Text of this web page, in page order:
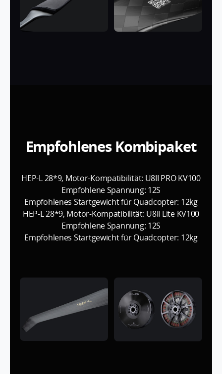
Empfohlenes Kombipaket
HEP-L 28*9, Motor-Kompatibilität: U8II PRO KV100
Empfohlene Spannung: 12S
Empfohlenes Startgewicht für Quadcopter: 12kg
HEP-L 28*9, Motor-Kompatibilität: U8II Lite KV100
Empfohlene Spannung: 12S
Empfohlenes Startgewicht für Quadcopter: 12kg